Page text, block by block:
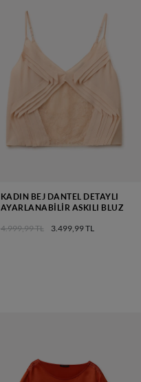
KADIN BEJ DANTEL DETAYLI
AYARLANABILIR ASKILI BLUZ
4.999,99 TL 3.499,99 TL